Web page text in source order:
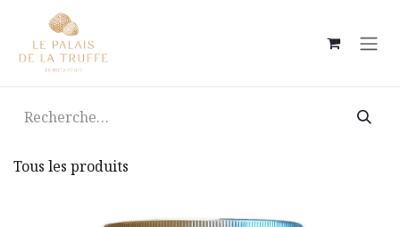
Se rendre au contenu
Tous les produits